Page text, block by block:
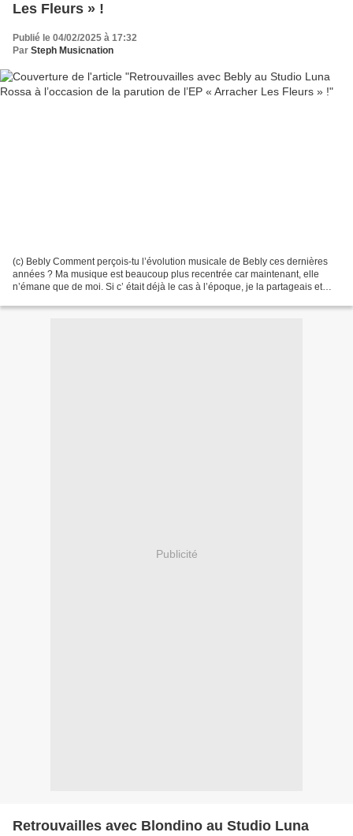
Les Fleurs » !
Publié le 04/02/2025 à 17:32
Par Steph Musicnation
(c) Bebly Comment perçois-tu l’évolution musicale de Bebly ces dernières
années ? Ma musique est beaucoup plus recentrée car maintenant, elle
n’émane que de moi. Si c’ était déjà le cas à l’époque, je la partageais et
Publicité
Retrouvailles avec Blondino au Studio Luna